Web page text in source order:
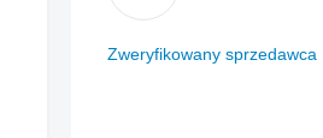
Zweryfikowany sprzedawca